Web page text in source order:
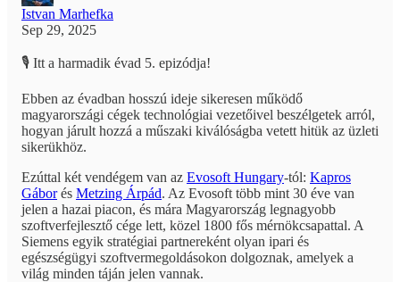
Istvan Marhefka
Sep 29, 2025
🎙 Itt a harmadik évad 5. epizódja!
Ebben az évadban hosszú ideje sikeresen működő
magyarországi cégek technológiai vezetőivel beszélgetek arról,
hogyan járult hozzá a műszaki kiválóságba vetett hitük az üzleti
sikerükhöz.
Ezúttal két vendégem van az Evosoft Hungary-tól: Kapros
Gáborés Metzing Árpád. Az Evosoft több mint 30 éve van
jelen a hazai piacon, és mára Magyarország legnagyobb
szoftverfejlesztő cége lett, közel 1800 fős mérnökcsapattal. A
Siemens egyik stratégiai partnereként olyan ipari és
egészségügyi szoftvermegoldásokon dolgoznak, amelyek a
világ minden táján jelen vannak.